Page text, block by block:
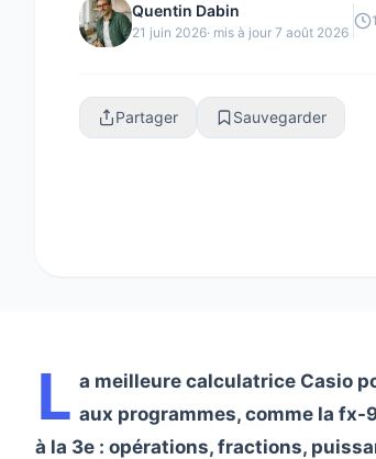
Quentin Dabin
21 juin 2026· mis à jour 7 août 2026
Partager Sauvegarder
L a meilleure calculatrice Casio
aux programmes, comme la fx-
à la 3e : opérations, fractions,